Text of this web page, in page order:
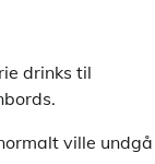
drinks til
ville undgå